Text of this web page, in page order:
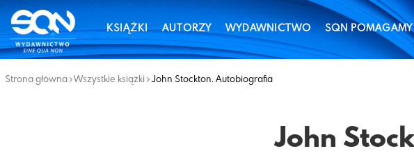
KSIĄŻKI AUTORZY WYDAWNICTWO SQN POMAGAMY
Strona główna Wszystkie książki John Stockton. Autobiografia
John